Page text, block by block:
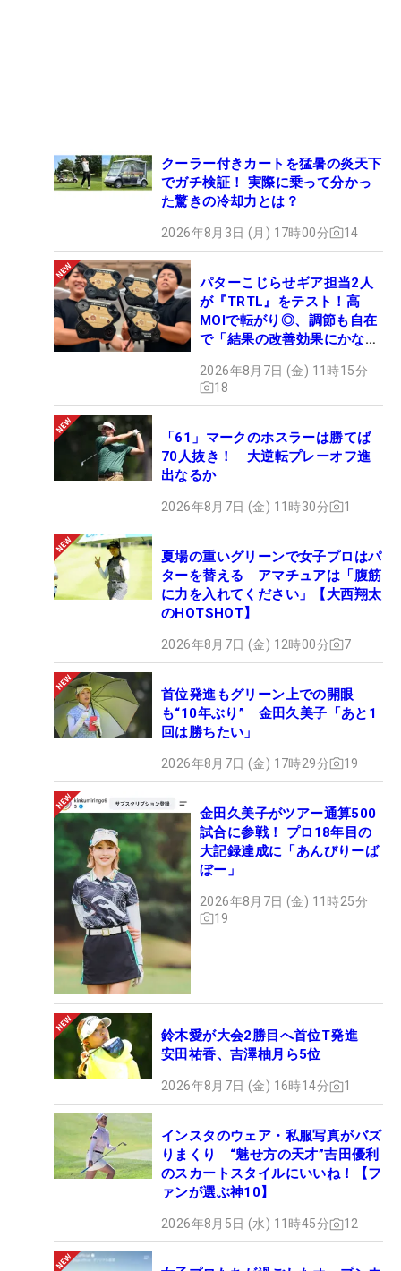
クーラー付きカートを猛暑の炎天下
でガチ検証！ 実際に乗って分かっ
た驚きの冷却力とは？
2026年8月3日 (月) 17時00分 14
パターこじらせギア担当2人
が『TRTL』をテスト！高
MOIで転がり◎、調節も自在
で「結果の改善効果にかなり
2026年8月7日 (金) 11時15分
18
「61」マークのホスラーは勝てば
70人抜き！ 大逆転プレーオフ進
出なるか
2026年8月7日 (金) 11時30分 1
夏場の重いグリーンで女子プロはパ
ターを替える アマチュアは「腹筋
に力を入れてください」【大西翔太
のHOTSHOT】
2026年8月7日 (金) 12時00分 7
首位発進もグリーン上での開眼
も“10年ぶり” 金田久美子「あと1
回は勝ちたい」
2026年8月7日 (金) 17時29分 19
金田久美子がツアー通算500
試合に参戦！ プロ18年目の
大記録達成に「あんびりーば
ぼー」
2026年8月7日 (金) 11時25分
19
鈴木愛が大会2勝目へ首位T発進
安田祐香、吉澤柚月ら5位
2026年8月7日 (金) 16時14分 1
インスタのウェア・私服写真がバズ
りまくり “魅せ方の天才”吉田優利
のスカートスタイルにいいね！【フ
ァンが選ぶ神10】
2026年8月5日 (水) 11時45分 12